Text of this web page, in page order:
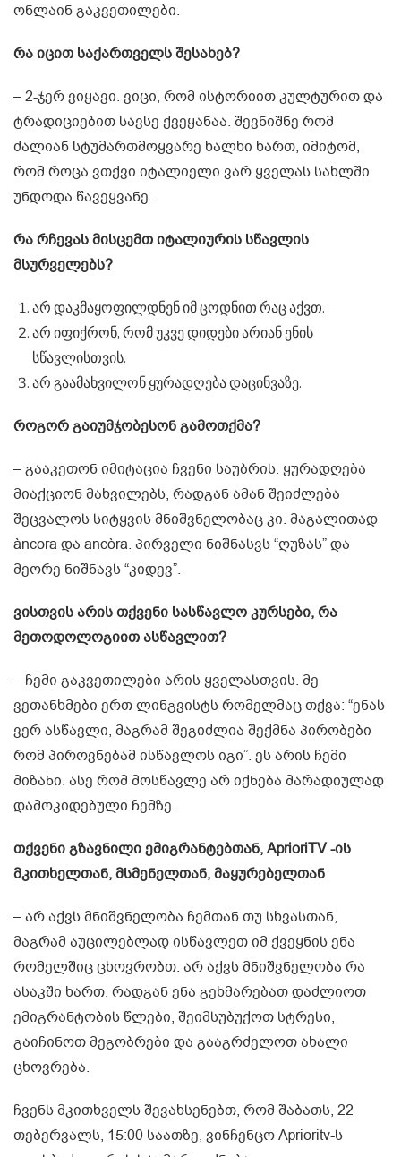
ონლაინ გაკვეთილები.
რა იცით საქართველს შესახებ?
– 2-ჯერ ვიყავი. ვიცი, რომ ისტორიით კულტურით და
ტრადიციებით სავსე ქვეყანაა. შევნიშნე რომ
ძალიან სტუმართმოყვარე ხალხი ხართ, იმიტომ,
რომ როცა ვთქვი იტალიელი ვარ ყველას სახლში
უნდოდა წავეყვანე.
რა რჩევას მისცემთ იტალიურის სწავლის
მსურველებს?
არ დაკმაყოფილდნენ იმ ცოდნით რაც აქვთ.
არ იფიქრონ, რომ უკვე დიდები არიან ენის
სწავლისთვის.
არ გაამახვილონ ყურადღება დაცინვაზე.
როგორ გაიუმჯობესონ გამოთქმა?
– გააკეთონ იმიტაცია ჩვენი საუბრის. ყურადღება
მიაქციონ მახვილებს, რადგან ამან შეიძლება
შეცვალოს სიტყვის მნიშვნელობაც კი. მაგალითად
àncora და ancòra. პირველი ნიშნასვს “ღუზას” და
მეორე ნიშნავს “კიდევ”.
ვისთვის არის თქვენი სასწავლო კურსები, რა
მეთოდოლოგიით ასწავლით?
– ჩემი გაკვეთილები არის ყველასთვის. მე
ვეთანხმები ერთ ლინგვისტს რომელმაც თქვა: “ენას
ვერ ასწავლი, მაგრამ შეგიძლია შექმნა პირობები
რომ პიროვნებამ ისწავლოს იგი”. ეს არის ჩემი
მიზანი. ასე რომ მოსწავლე არ იქნება მარადიულად
დამოკიდებული ჩემზე.
თქვენი გზავნილი ემიგრანტებთან, AprioriTV -ის
მკითხელთან, მსმენელთან, მაყურებელთან
– არ აქვს მნიშვნელობა ჩემთან თუ სხვასთან,
მაგრამ აუცილებლად ისწავლეთ იმ ქვეყნის ენა
რომელშიც ცხოვრობთ. არ აქვს მნიშვნელობა რა
ასაკში ხართ. რადგან ენა გეხმარებათ დაძლიოთ
ემიგრანტობის წლები, შეიმსუბუქოთ სტრესი,
გაიჩინოთ მეგობრები და გააგრძელოთ ახალი
ცხოვრება.
ჩვენს მკითხველს შევახსენებთ, რომ შაბათს, 22
თებერვალს, 15:00 საათზე, ვინჩენცო Aprioritv-ს